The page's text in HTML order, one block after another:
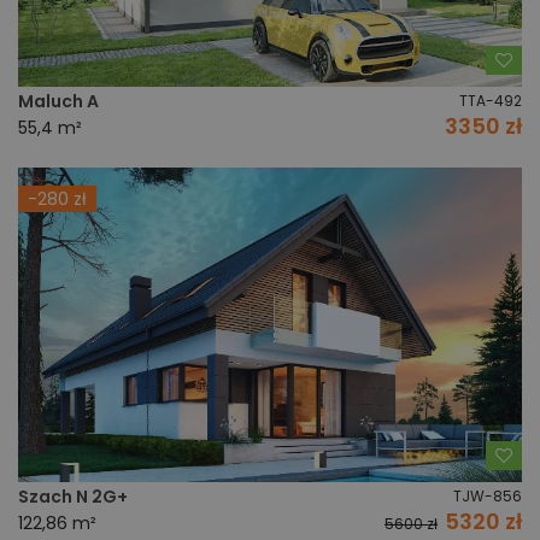
Maluch A TTA-492
55,4 m² 3350 zł
-280 zł
Szach N 2G+ TJW-856
122,86 m² 5600 zł 5320 zł